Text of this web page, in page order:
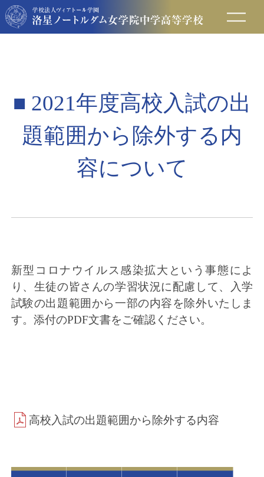
保護者の方へ
卒業生の方へ
資料請求
■ 2021年度高校入試の出
題範囲から除外する内
容について
新型コロナウイルス感染拡大という事態によ
り、生徒の皆さんの学習状況に配慮して、入学
試験の出題範囲から一部の内容を除外いたしま
す。添付のPDF文書をご確認ください。
高校入試の出題範囲から除外する内容